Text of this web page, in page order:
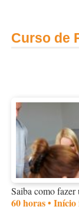
Curso de
Saiba como fazer
60 horas •